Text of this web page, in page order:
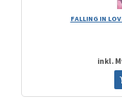
FALLING IN
inkl.